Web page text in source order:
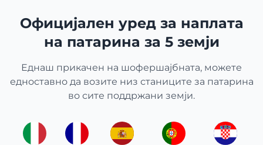
Официјален уред за наплата
на патарина за 5 земји
Еднаш прикачен на шофершајбната, можете
едноставно да возите низ станиците за патарина
во сите поддржани земји.